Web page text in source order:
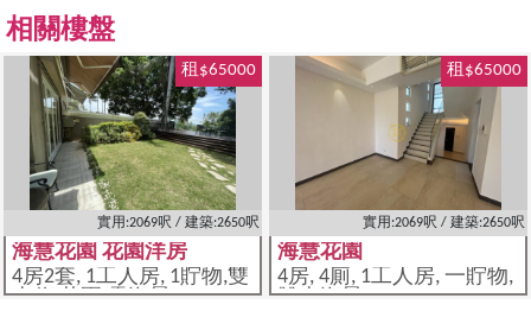
相關樓盤
租$65000
實用:2069呎 / 建築:2650呎
海慧花園 花園洋房
4房2套, 1工人房, 1貯物,雙
車位,花園,露海景
租$65000
實用:2069呎 / 建築:2650呎
海慧花園
4房, 4廁, 1工人房, 一貯物,
雙車海景